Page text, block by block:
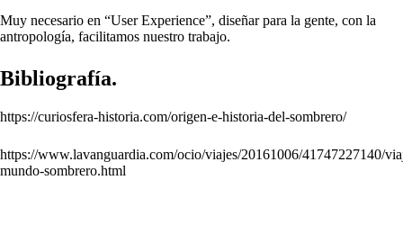
Muy necesario en “User Experience”, diseñar para la gente, con la
antropología, facilitamos nuestro trabajo.
Bibliografía.
https://curiosfera-historia.com/origen-e-historia-del-sombrero/
https://www.lavanguardia.com/ocio/viajes/20161006/41747227140/
mundo-sombrero.html